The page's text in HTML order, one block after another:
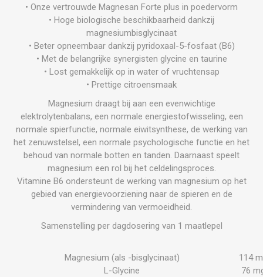
• Onze vertrouwde Magnesan Forte plus in poedervorm
• Hoge biologische beschikbaarheid dankzij
magnesiumbisglycinaat
• Beter opneembaar dankzij pyridoxaal-5-fosfaat (B6)
• Met de belangrijke synergisten glycine en taurine
• Lost gemakkelijk op in water of vruchtensap
• Prettige citroensmaak
Magnesium draagt bij aan een evenwichtige
elektrolytenbalans, een normale energiestofwisseling, een
normale spierfunctie, normale eiwitsynthese, de werking van
het zenuwstelsel, een normale psychologische functie en het
behoud van normale botten en tanden. Daarnaast speelt
magnesium een rol bij het celdelingsproces.
Vitamine B6 ondersteunt de werking van magnesium op het
gebied van energievoorziening naar de spieren en de
vermindering van vermoeidheid.
Samenstelling per dagdosering van 1 maatlepel
Magnesium (als -bisglycinaat)
114
L-Glycine
76